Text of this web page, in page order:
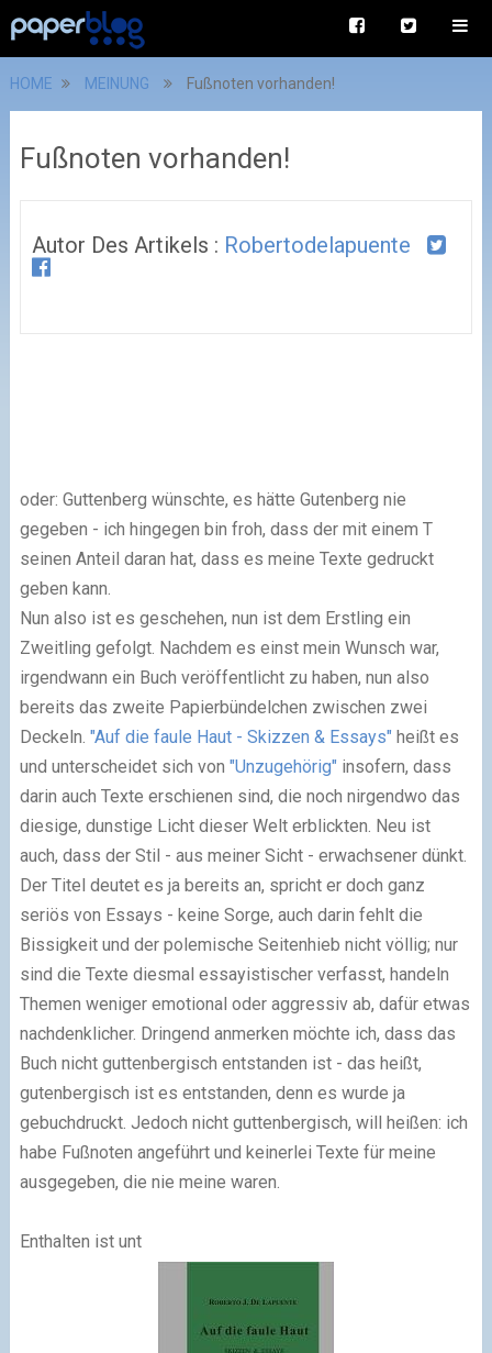
HOME MEINUNG Fußnoten vorhanden!
Fußnoten vorhanden!
Autor Des Artikels : Robertodelapuente
oder: Guttenberg wünschte, es hätte Gutenberg nie
gegeben - ich hingegen bin froh, dass der mit einem T
seinen Anteil daran hat, dass es meine Texte gedruckt
geben kann.
Nun also ist es geschehen, nun ist dem Erstling ein
Zweitling gefolgt. Nachdem es einst mein Wunsch war,
irgendwann ein Buch veröffentlicht zu haben, nun also
bereits das zweite Papierbündelchen zwischen zwei
Deckeln. "Auf die faule Haut - Skizzen & Essays" heißt es
und unterscheidet sich von "Unzugehörig" insofern, dass
darin auch Texte erschienen sind, die noch nirgendwo das
diesige, dunstige Licht dieser Welt erblickten. Neu ist
auch, dass der Stil - aus meiner Sicht - erwachsener dünkt.
Der Titel deutet es ja bereits an, spricht er doch ganz
seriös von Essays - keine Sorge, auch darin fehlt die
Bissigkeit und der polemische Seitenhieb nicht völlig; nur
sind die Texte diesmal essayistischer verfasst, handeln
Themen weniger emotional oder aggressiv ab, dafür etwas
nachdenklicher. Dringend anmerken möchte ich, dass das
Buch nicht guttenbergisch entstanden ist - das heißt,
gutenbergisch ist es entstanden, denn es wurde ja
gebuchdruckt. Jedoch nicht guttenbergisch, will heißen: ich
habe Fußnoten angeführt und keinerlei Texte für meine
ausgegeben, die nie meine waren.
Enthalten ist unt